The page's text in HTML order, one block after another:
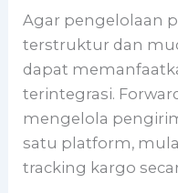
Agar pengelolaan
terstruktur dan
dapat
terintegrasi.
mengelola
satu platform,
tracking kargo